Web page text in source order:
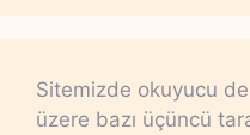
Sitemizde okuyucu
üzere bazı üçüncü